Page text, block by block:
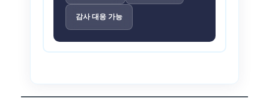
감사 대응 가능